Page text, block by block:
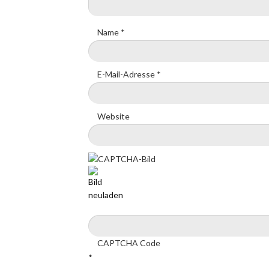
Name *
E-Mail-Adresse *
Website
CAPTCHA Code
*